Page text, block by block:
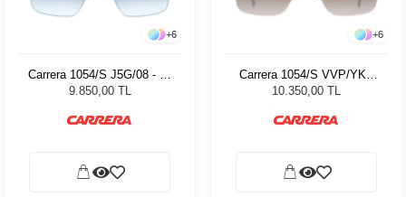
+6
Carrera 1054/S J5G/08 - 63
Erkek Güneş Gözlüğü
9.850,00 TL
+6
Carrera 1054/S VVP/YK -
63 Erkek Güneş Gözlüğü
10.350,00 TL